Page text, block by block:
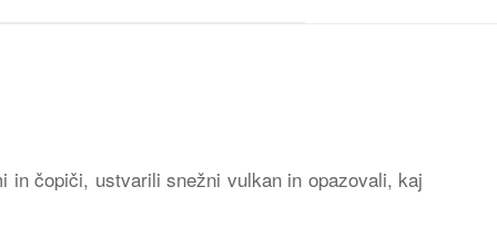
in čopiči, ustvarili snežni vulkan in opazovali, kaj